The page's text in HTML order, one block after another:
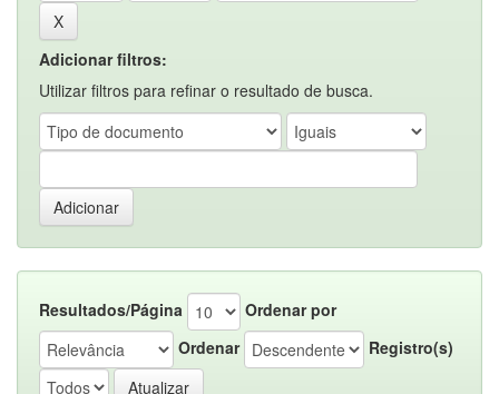
Adicionar filtros:
Utilizar filtros para refinar o resultado de busca.
Resultados/Página
Ordenar por
Ordenar
Registro(s)